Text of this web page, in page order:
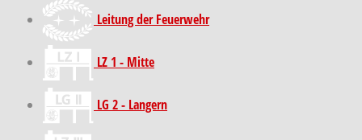
Leitung der Feuerwehr
LZ 1 - Mitte
LG 2 - Langern